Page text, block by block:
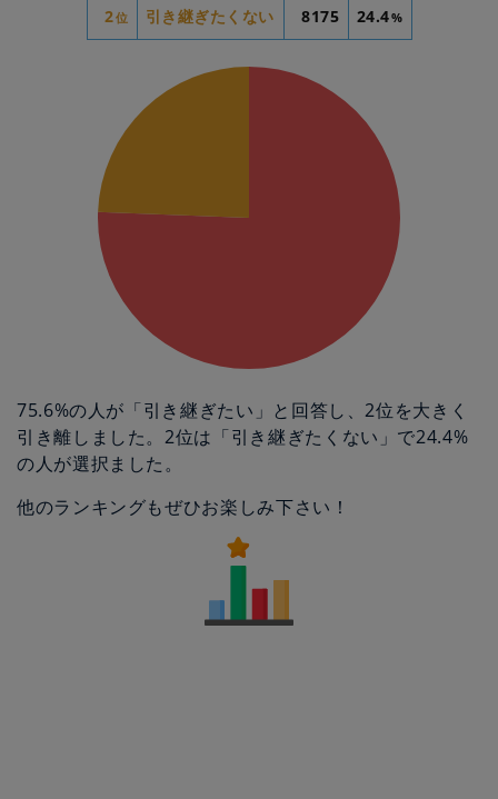
2位 引き継ぎたくない 8175 24.4%
75.6%の人が「引き継ぎたい」と回答し、2位を大きく
引き離しました。2位は「引き継ぎたくない」で24.4%
の人が選択ました。
他のランキングもぜひお楽しみ下さい！